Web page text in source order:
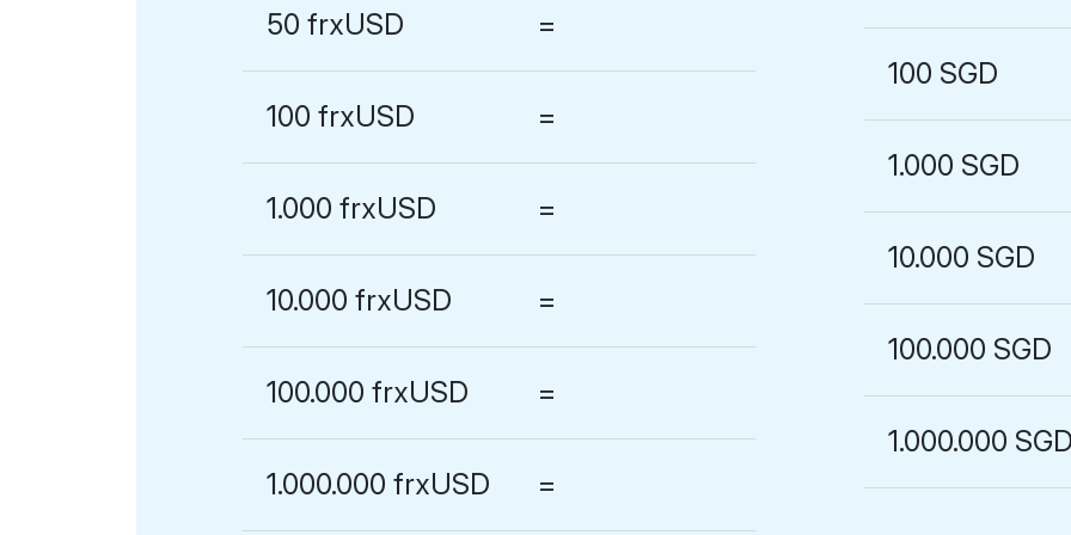
50 frxUSD =
100 frxUSD =
1.000 frxUSD =
10.000 frxUSD =
100.000 frxUSD =
1.000.000 frxUSD =
100 SGD
1.000 SGD
10.000 SGD
100.000 SGD
1.000.000 SGD